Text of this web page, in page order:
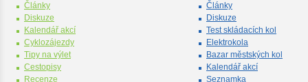
Články
Diskuze
Kalendář akcí
Cyklozájezdy
Tipy na výlet
Cestopisy
Recenze
Články
Diskuze
Test skládacích kol
Elektrokola
Bazar městských kol
Kalendář akcí
Seznamka